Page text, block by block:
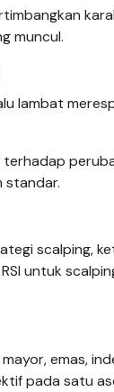
muncul.
lambat
standar.
scalping,
untuk
emas,
pada satu